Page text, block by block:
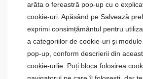
arăta o fereastră pop-up cu o
cookie-uri. Apăsând pe Salvează
exprimi consimțământul pentru
a categoriilor de cookie-uri și
pop-up, conform descrierii din
cookie-urlie. Poți bloca folosirea